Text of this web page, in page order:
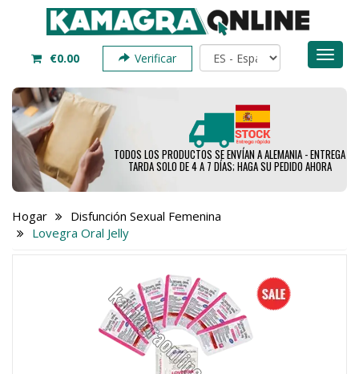
€0.00 Verificar
TODOS LOS PRODUCTOS SE ENVÍAN A ALEMANIA - ENTREGA
TARDA SOLO DE 4 A 7 DÍAS; HAGA SU PEDIDO AHORA
Hogar
Disfunción Sexual Femenina
Lovegra Oral Jelly